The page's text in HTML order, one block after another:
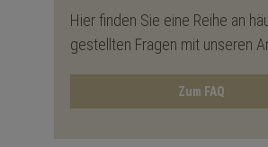
Hier finden Sie eine Reihe an
gestellten Fragen mit unseren
Zum FAQ